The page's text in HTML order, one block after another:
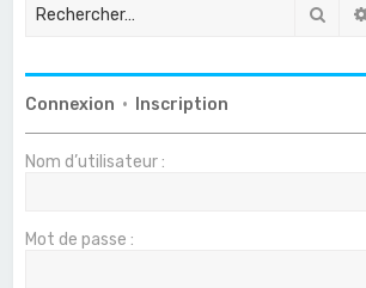
Connexion • Inscription
Nom d’utilisateur :
Mot de passe :